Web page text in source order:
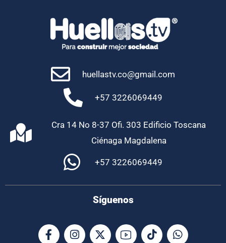
huellastv.co@gmail.com
+57 3226069449
Cra 14 No 8-37 Ofi. 303 Edificio Toscana
Ciénaga Magdalena
+57 3226069449
Síguenos